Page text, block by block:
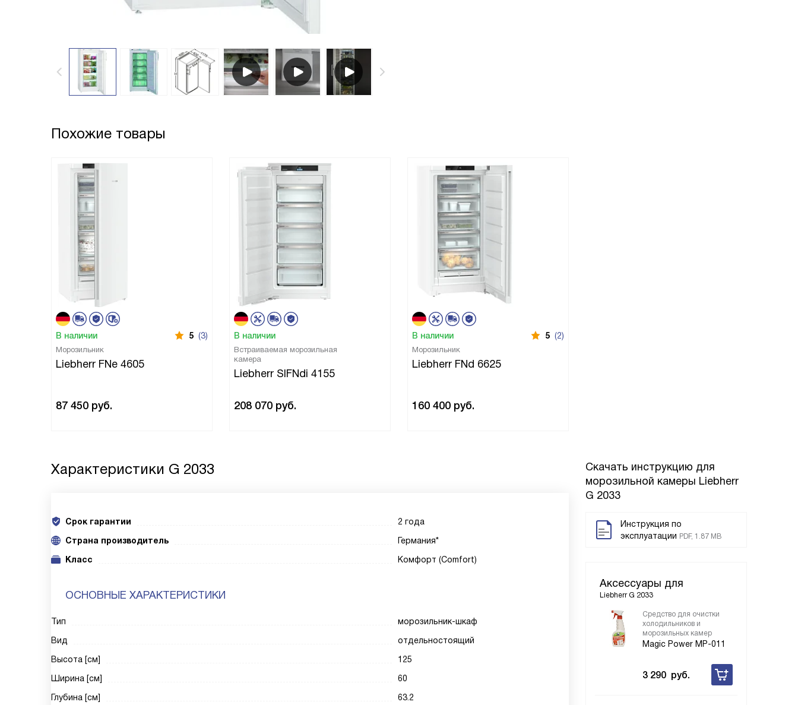
Похожие товары
В наличии 5 (3)
Морозильник
Liebherr FNe 4605
87 450 руб.
В наличии
Встраиваемая морозильная
камера
Liebherr SIFNdi 4155
208 070 руб.
В наличии 5 (2)
Морозильник
Liebherr FNd 6625
160 400 руб.
Скачать инструкцию для
морозильной камеры Liebherr
G 2033
Инструкция по
эксплуатации PDF, 1.87 MB
Аксессуары для
Liebherr G 2033
Средство для очистки
холодильников и
морозильных камер
Magic Power MP-011
3 290 руб.
Характеристики G 2033
Срок гарантии
2 года
Cтрана производитель
Германия*
Класс
Комфорт (Comfort)
ОСНОВНЫЕ ХАРАКТЕРИСТИКИ
Тип
морозильник-шкаф
Вид
отдельностоящий
Высота [см]
125
Ширина [см]
60
Глубина [см]
63.2